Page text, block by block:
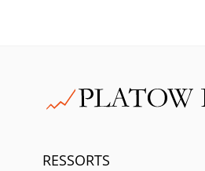
RESSORTS